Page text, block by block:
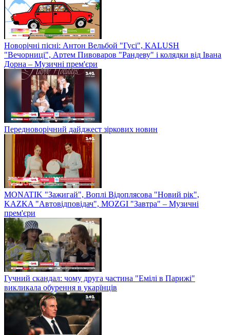
Новорічні пісні: Антон Вельбой "Гусі", KALUSH
"Вечорниці", Артем Пивоваров "Рандеву" і колядки від Івана
Дорна – Музичні прем'єри
Передноворічний дайджест зіркових новин
MONATIK "Зажигай", Воплі Відоплясова "Новий рік",
KAZKA "Автовідповідач", MOZGI "Завтра" – Музичні
прем'єри
Гучний скандал: чому друга частина "Емілі в Парижі"
викликала обурення в укарїнців